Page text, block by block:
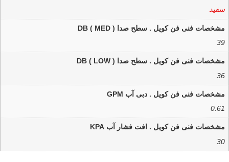
سفید
مشخصات فنی فن کویل . سطح صدا DB ( MED )
39
مشخصات فنی فن کویل . سطح صدا DB ( LOW )
36
مشخصات فنی فن کویل . دبی آب GPM
0.61
مشخصات فنی فن کویل . افت فشار آب KPA
30